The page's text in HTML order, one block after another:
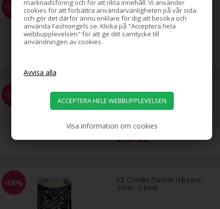
marknadsföring och för att rikta innehåll. Vi använder
cookies för att förbättra användarvänligheten på vår sida
och gör det därför ännu enklare för dig att besöka och
använda Fashiongirls.se. Klicka på "Acceptera hela
webbupplevelsen" för att ge ditt samtycke till
användningen av cookies.
Visa information om cookies
-51% Hästsvans-spiral med strass,
silver
-58% EZ Combs elastisk hårkam,
svart, 2-pack
69,00
29,00SEK
-58% EZ Combs Elastisk Hårkam,
Silver, 2-pack